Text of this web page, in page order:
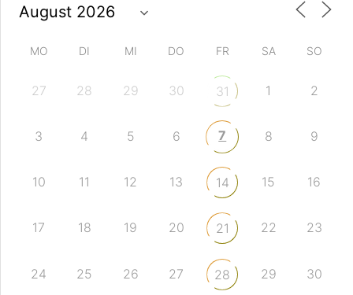
MO DI MI DO FR SA SO
27 28 29 30 31 1 2
3 4 5 6 7 8 9
10 11 12 13 14 15 16
17 18 19 20 21 22 23
24 25 26 27 28 29 30